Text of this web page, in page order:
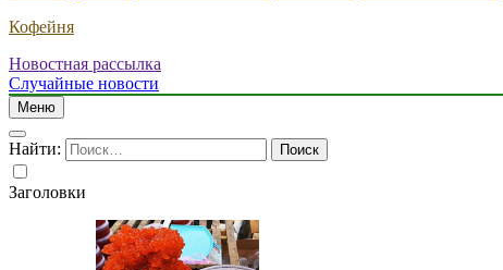
Кофейня
Новостная рассылка
Случайные новости
Меню
Найти:
Заголовки